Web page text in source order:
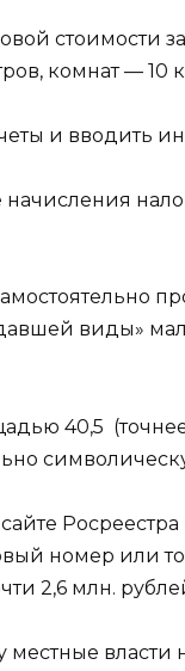
комнат —
и вводить
виды»
40,5
номер или
2,6 млн.
власти